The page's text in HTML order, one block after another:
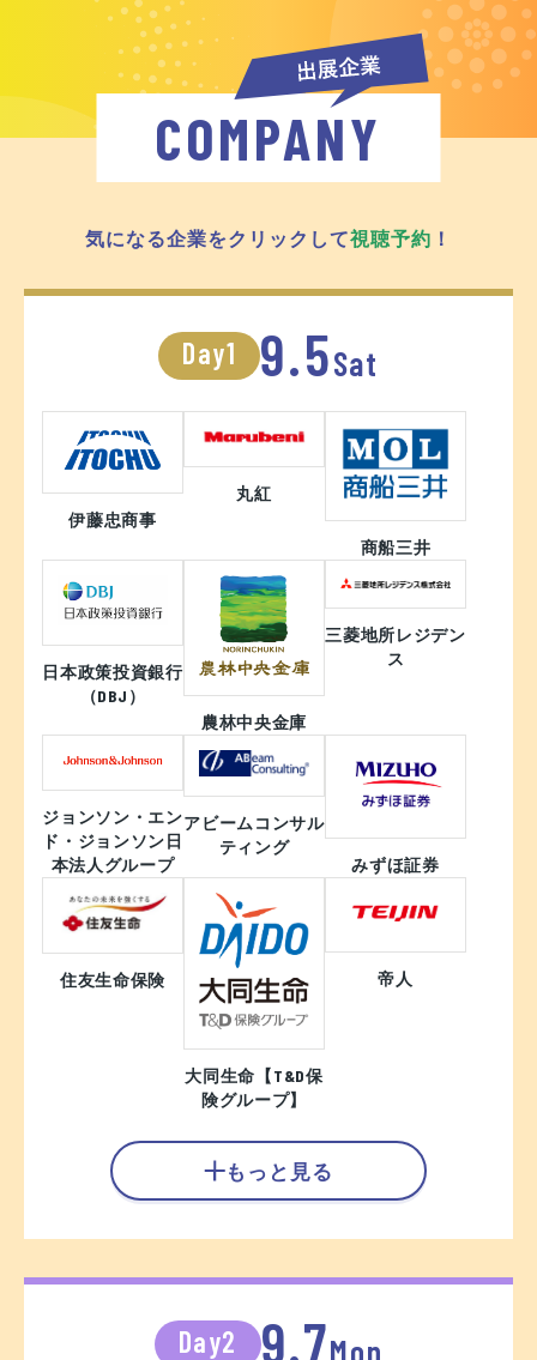
COMPANY
気になる企業をクリックして視聴予約 ！
Day1 9.5Sat
伊藤忠商事
丸紅
商船三井
日本政策投資銀行
（DBJ）
農林中央金庫
三菱地所レジデン
ス
ジョンソン・エン
ド・ジョンソン日
本法人グループ
アビームコンサル
ティング
みずほ証券
住友生命保険
大同生命【T&D保
険グループ】
帝人
もっと見る
Day2 9.7Mon